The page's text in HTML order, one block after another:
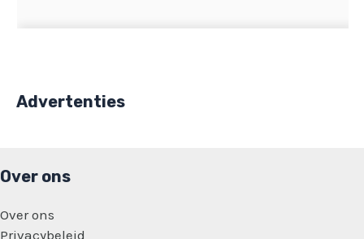
Advertenties
Over ons
Over ons
Privacybeleid